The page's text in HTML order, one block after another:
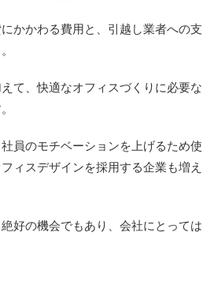
かかわる費用と、引越し業者への支
て、快適なオフィスづくりに必要な
員のモチベーションを上げるため使
ィスデザインを採用する企業も増え
好の機会でもあり、会社にとっては